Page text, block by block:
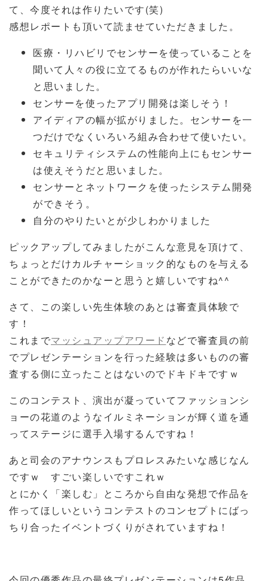
て、今度それは作りたいです(笑)
感想レポートも頂いて読ませていただきました。
医療・リハビリでセンサーを使っていることを
聞いて人々の役に立てるものが作れたらいいな
と思いました。
センサーを使ったアプリ開発は楽しそう！
アイディアの幅が拡がりました。センサーを一
つだけでなくいろいろ組み合わせて使いたい。
セキュリティシステムの性能向上にもセンサー
は使えそうだと思いました。
センサーとネットワークを使ったシステム開発
ができそう。
自分のやりたいとが少しわかりました
ピックアップしてみましたがこんな意見を頂けて、
ちょっとだけカルチャーショック的なものを与える
ことができたのかなーと思うと嬉しいですね^^
さて、この楽しい先生体験のあとは審査員体験で
す！
これまでマッシュアップアワード などで審査員の前
でプレゼンテーションを行った経験は多いものの審
査する側に立ったことはないのでドキドキですｗ
このコンテスト、演出が凝っていてファッションシ
ョーの花道のようなイルミネーションが輝く道を通
ってステージに選手入場するんですね！
あと司会のアナウンスもプロレスみたいな感じなん
ですｗ すごい楽しいですこれｗ
とにかく「楽しむ」ところから自由な発想で作品を
作ってほしいというコンテストのコンセプトにばっ
ちり合ったイベントづくりがされていますね！